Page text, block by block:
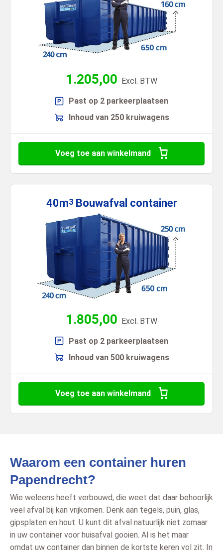
1.205,00 Excl. BTW
Past op 2 parkeerplaatsen
Inhoud van 250 kruiwagens
Voeg toe aan winkelmand
40m3 Bouwafval container
1.805,00 Excl. BTW
Past op 2 parkeerplaatsen
Inhoud van 500 kruiwagens
Voeg toe aan winkelmand
Waarom een container huren
Papendrecht?
Wie weleens heeft verbouwd, die weet dat daar behoorlijk
veel afval bij kan vrijkomen. Denk aan tegels, puin, glas,
gipsplaten en hout. U kunt dit afval natuurlijk niet zomaar
in uw container voor huisafval gooien. Al is het maar
omdat uw container dan binnen de kortste keren vol zit. In